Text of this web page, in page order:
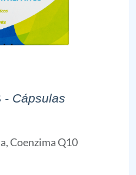
- Cápsulas
Coenzima Q10